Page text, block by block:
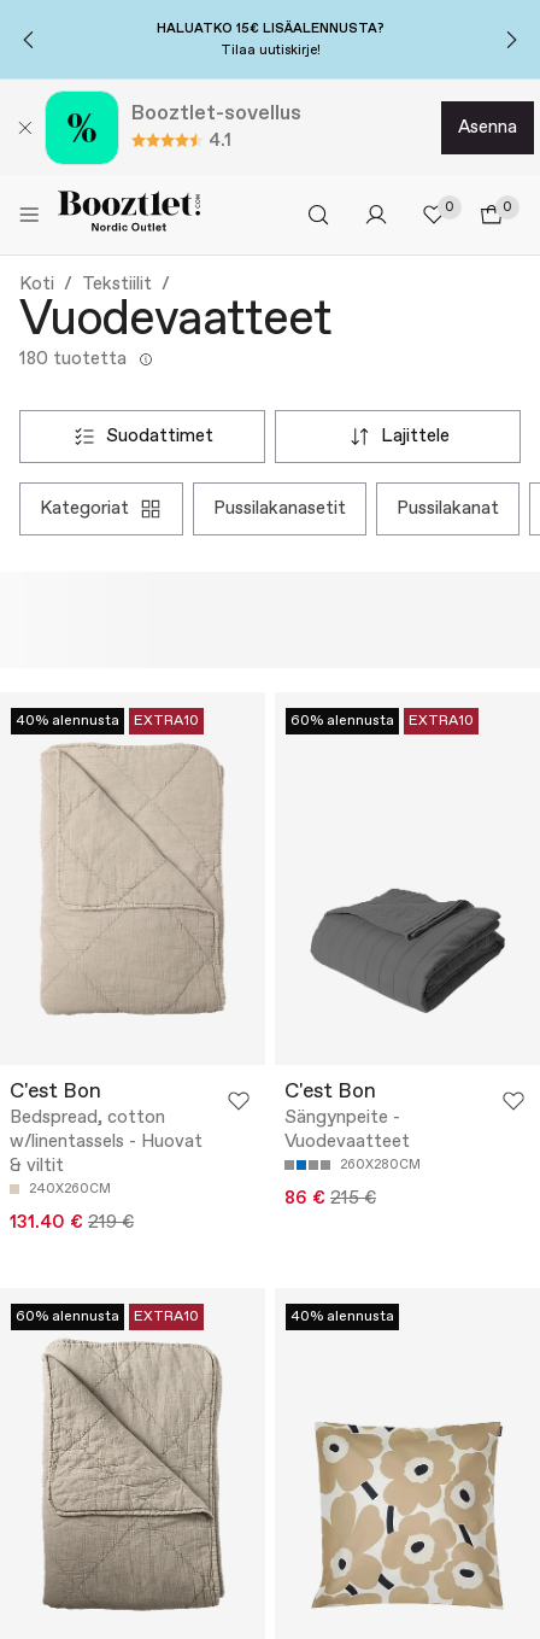
HALUATKO 15€ LISÄALENNUSTA?
Tilaa uutiskirje!
Booztlet-sovellus
4.1
asenna
0 0
Koti Tekstiilit
Vuodevaatteet
180 tuotetta
suodattimet lajittele
kategoriat pussilakanasetit pussilakanat
40% alennusta EXTRA10
C'est Bon
Bedspread, cotton
w/linentassels - Huovat
& viltit
240X260CM
131.40 € 219 €
60% alennusta EXTRA10
C'est Bon
Sängynpeite -
Vuodevaatteet
260X280CM
86 € 215 €
60% alennusta EXTRA10 40% alennusta